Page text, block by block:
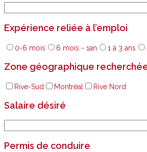
Expérience reliée à l’emploi
0-6 mois 6 mois - 1an 1 à 3 ans
Zone géographique
Rive-Sud Montréal Rive Nord
Salaire désiré
Permis de conduire